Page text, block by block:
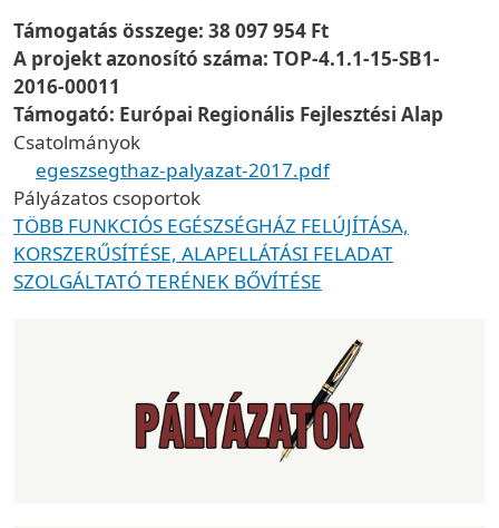
Támogatás összege: 38 097 954 Ft
A projekt azonosító száma: TOP-4.1.1-15-SB1-
2016-00011
Támogató: Európai Regionális Fejlesztési Alap
Csatolmányok
egeszsegthaz-palyazat-2017.pdf
Pályázatos csoportok
TÖBB FUNKCIÓS EGÉSZSÉGHÁZ FELÚJÍTÁSA,
KORSZERŰSÍTÉSE, ALAPELLÁTÁSI FELADAT
SZOLGÁLTATÓ TERÉNEK BŐVÍTÉSE